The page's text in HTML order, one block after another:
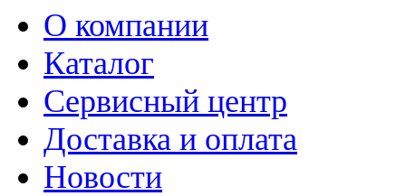
О компании
Каталог
Сервисный центр
Доставка и оплата
Новости